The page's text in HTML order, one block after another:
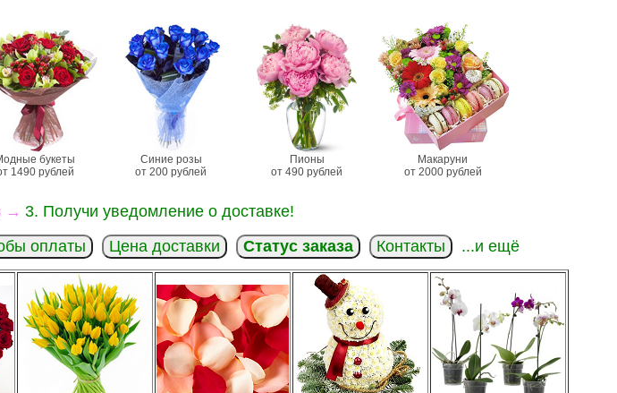
букеты
1490 рублей
Синие розы
от 200 рублей
Пионы
от 490 рублей
Макаруни
от 2000 рублей
→ 3. Получи уведомление о доставке!
оплаты Цена доставки Статус заказа Контакты ...и ещё